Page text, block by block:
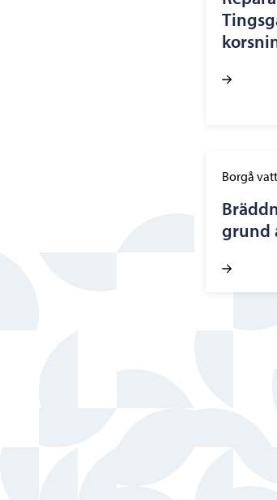
Borgå
grund